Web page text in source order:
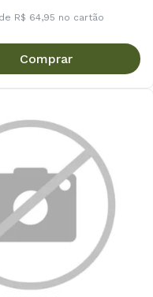
R$ 64,95 no cartão
Comprar